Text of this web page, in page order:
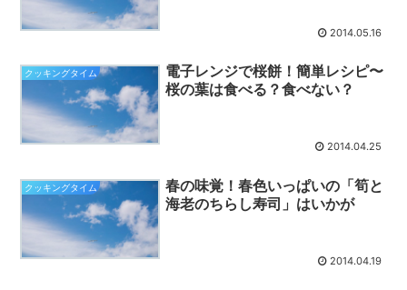
2014.05.16
クッキングタイム
電子レンジで桜餅！簡単レシピ〜
桜の葉は食べる？食べない？
2014.04.25
クッキングタイム
春の味覚！春色いっぱいの「筍と
海老のちらし寿司」はいかが
2014.04.19